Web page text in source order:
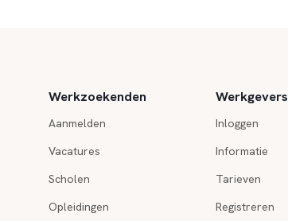
Werkzoekenden
Aanmelden
Vacatures
Scholen
Opleidingen
Werkgevers
Inloggen
Informatie
Tarieven
Registreren